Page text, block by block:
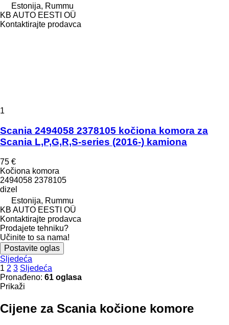
Estonija, Rummu
KB AUTO EESTI OÜ
Kontaktirajte prodavca
1
Scania 2494058 2378105 kočiona komora za
Scania L,P,G,R,S-series (2016-) kamiona
75 €
Kočiona komora
2494058 2378105
dizel
Estonija, Rummu
KB AUTO EESTI OÜ
Kontaktirajte prodavca
Prodajete tehniku?
Učinite to sa nama!
Postavite oglas
Sljedeća
1 2 3 Sljedeća
Pronađeno: 61 oglasa
Prikaži
Cijene za Scania kočione komore